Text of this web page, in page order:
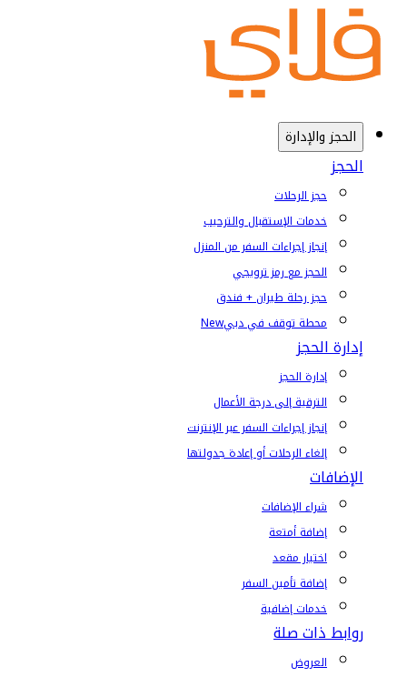
الحجز والإدارة
الحجز
حجز الرحلات
خدمات الإستقبال والترحيب
إنجاز إجراءات السفر من المنزل
الحجز مع رمز ترويجي
حجز رحلة طيران + فندق
محطة توقف في دبيNew
إدارة الحجز
إدارة الحجز
الترقية إلى درجة الأعمال
إنجاز إجراءات السفر عبر الإنترنت
إلغاء الرحلات أو إعادة جدولتها
الإضافات
شراء الإضافات
إضافة أمتعة
اختيار مقعد
إضافة تأمين السفر
خدمات إضافية
روابط ذات صلة
العروض